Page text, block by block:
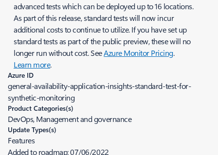
advanced tests which can be deployed up to 16 locations.
As part of this release, standard tests will now incur
additional costs to continue to utilize. If you have set up
standard tests as part of the public preview, these will no
longer run without cost. SeeAzure Monitor Pricing.
Learn more.
Azure ID
general-availability-application-insights-standard-test-for-
synthetic-monitoring
Product Categories(s)
DevOps, Management and governance
Update Types(s)
Features
Added to roadmap:07/06/2022